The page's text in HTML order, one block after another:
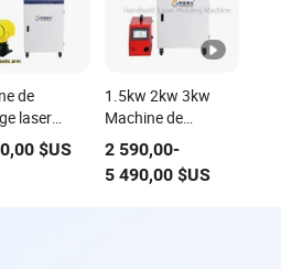
de
laser
pour
laser de
$US
1.5kw 2kw 3kw
Machine de
soudage laser
portative Machine
de soudage par
2 590,00-
5 490,00$US